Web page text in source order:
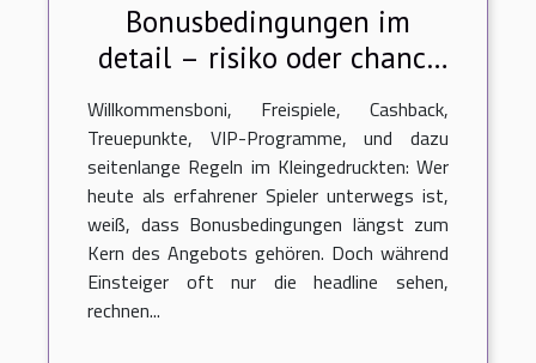
Bonusbedingungen im
detail – risiko oder chance
für erfahrene spieler?
Willkommensboni, Freispiele, Cashback,
Treuepunkte, VIP-Programme, und dazu
seitenlange Regeln im Kleingedruckten: Wer
heute als erfahrener Spieler unterwegs ist,
weiß, dass Bonusbedingungen längst zum
Kern des Angebots gehören. Doch während
Einsteiger oft nur die headline sehen,
rechnen...